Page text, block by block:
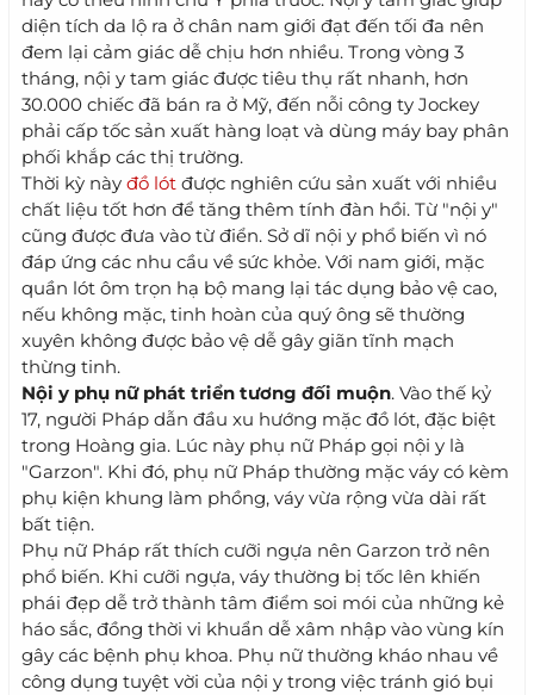
diện tích da lộ ra ở chân nam giới đạt đến tối đa nên
đem lại cảm giác dễ chịu hơn nhiều. Trong vòng 3
tháng, nội y tam giác được tiêu thụ rất nhanh, hơn
30.000 chiếc đã bán ra ở Mỹ, đến nỗi công ty Jockey
phải cấp tốc sản xuất hàng loạt và dùng máy bay phân
phối khắp các thị trường.
Thời kỳ này đồ lót được nghiên cứu sản xuất với nhiều
chất liệu tốt hơn để tăng thêm tính đàn hồi. Từ "nội y"
cũng được đưa vào từ điển. Sở dĩ nội y phổ biến vì nó
đáp ứng các nhu cầu về sức khỏe. Với nam giới, mặc
quần lót ôm trọn hạ bộ mang lại tác dụng bảo vệ cao,
nếu không mặc, tinh hoàn của quý ông sẽ thường
xuyên không được bảo vệ dễ gây giãn tĩnh mạch
thừng tinh.
Nội y phụ nữ phát triển tương đối muộn. Vào thế kỷ
17, người Pháp dẫn đầu xu hướng mặc đồ lót, đặc biệt
trong Hoàng gia. Lúc này phụ nữ Pháp gọi nội y là
"Garzon". Khi đó, phụ nữ Pháp thường mặc váy có kèm
phụ kiện khung làm phồng, váy vừa rộng vừa dài rất
bất tiện.
Phụ nữ Pháp rất thích cưỡi ngựa nên Garzon trở nên
phổ biến. Khi cưỡi ngựa, váy thường bị tốc lên khiến
phái đẹp dễ trở thành tâm điểm soi mói của những kẻ
háo sắc, đồng thời vi khuẩn dễ xâm nhập vào vùng kín
gây các bệnh phụ khoa. Phụ nữ thường kháo nhau về
công dụng tuyệt vời của nội y trong việc tránh gió bụi